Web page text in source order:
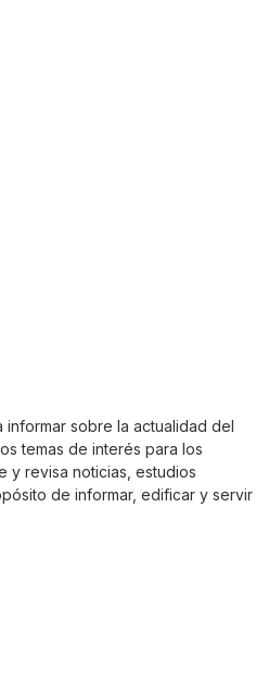
sobre la actualidad del
temas de interés para los
y revisa noticias, estudios
de informar, edificar y servir